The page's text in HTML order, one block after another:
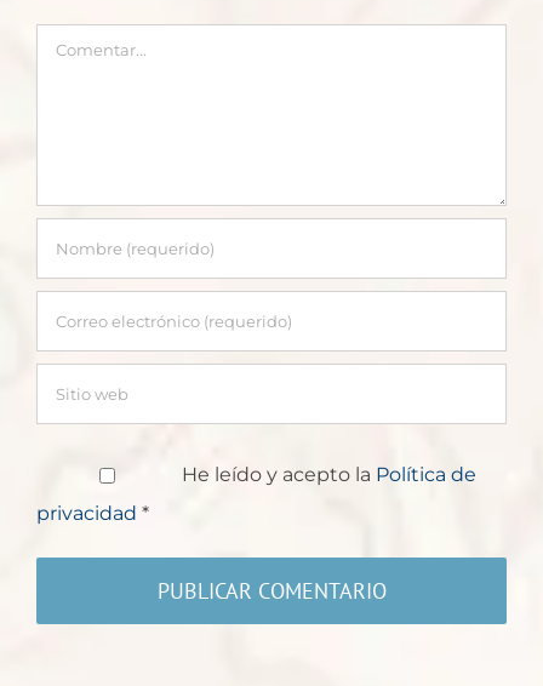
Comentar
He leído y acepto la Política de
privacidad *